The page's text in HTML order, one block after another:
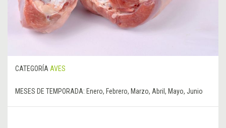
CATEGORÍA AVES
MESES DE TEMPORADA: Enero, Febrero, Marzo, Abril, Mayo, Junio